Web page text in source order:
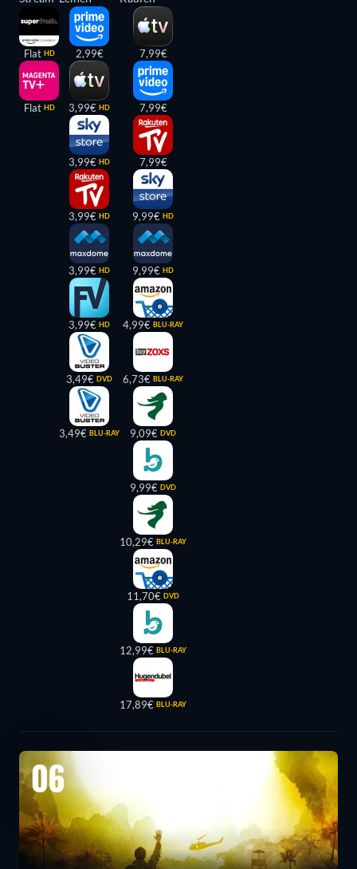
Flat HD
Flat HD
2,99€
3,99€ HD
3,99€ HD
3,99€ HD
3,99€ HD
3,99€ HD
3,49€ DVD
3,49€ BLU-RAY
7,99€
7,99€
7,99€
9,99€ HD
9,99€ HD
4,99€ BLU-RAY
6,73€ BLU-RAY
9,09€ DVD
9,99€ DVD
10,29€ BLU-RAY
11,70€ DVD
12,99€ BLU-RAY
17,89€ BLU-RAY
06